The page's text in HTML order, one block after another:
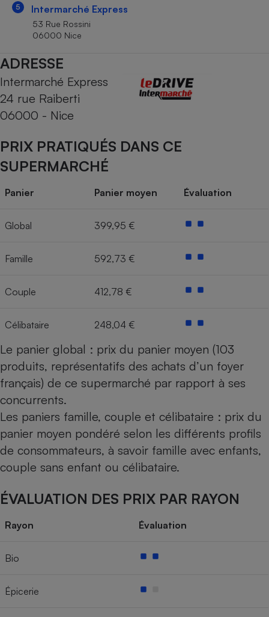
5 Intermarché Express
53 Rue Rossini
06000 Nice
ADRESSE
Intermarché Express
24 rue Raiberti
06000 - Nice
PRIX PRATIQUÉS DANS CE
SUPERMARCHÉ
Panier Panier moyen Évaluation
Global 399,95 €
Famille 592,73 €
Couple 412,78 €
Célibataire 248,04 €
Le panier global : prix du panier moyen (103
produits, représentatifs des achats d’un foyer
français) de ce supermarché par rapport à ses
concurrents.
Les paniers famille, couple et célibataire : prix du
panier moyen pondéré selon les différents profils
de consommateurs, à savoir famille avec enfants,
couple sans enfant ou célibataire.
ÉVALUATION DES PRIX PAR RAYON
Rayon Évaluation
Bio
Épicerie
Cafetière à expressos
Robot ménager